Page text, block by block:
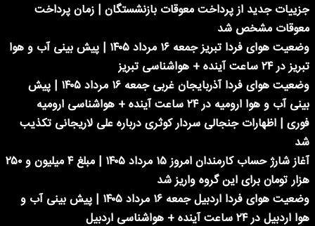
جزییات جدید از پرداخت معوقات بازنشستگان | زمان پرداخت
معوقات مشخص شد
وضعیت هوای فردا تبریز جمعه ۱۶ مرداد ۱۴۰۵ | پیش بینی آب و هوا
تبریز در ۲۴ ساعت آینده + هواشناسی تبریز
وضعیت هوای فردا آذربایجان غربی جمعه ۱۶ مرداد ۱۴۰۵ | پیش
بینی آب و هوا ارومیه در ۲۴ ساعت آینده + هواشناسی ارومیه
فوری | اظهارات جنجالی سردار کوثری درباره علی لاریجانی تکذیب
شد
آغاز شارژ حساب کارمندان امروز ۱۵ مرداد ۱۴۰۵ | مبلغ ۴ میلیون و ۲۵۰
هزار تومان برای این گروه واریز شد
وضعیت هوای فردا اردبیل جمعه ۱۶ مرداد ۱۴۰۵ | پیش بینی آب و
هوا اردبیل در ۲۴ ساعت آینده + هواشناسی اردبیل